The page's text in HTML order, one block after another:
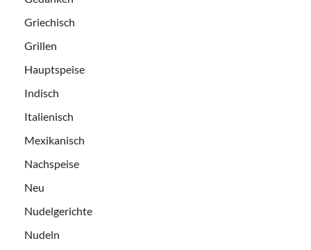
Griechisch
Grillen
Hauptspeise
Indisch
Italienisch
Mexikanisch
Nachspeise
Neu
Nudelgerichte
Nudeln